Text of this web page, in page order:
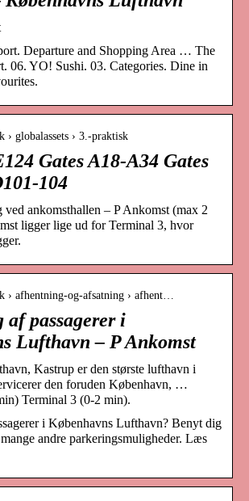
Departure and Shopping Area … The
06. YO! Sushi. 03. Categories. Dine in
› globalassets › 3.-praktisk
Gates A18-A34 Gates
104
ankomsthallen – P Ankomst (max 2
ligger lige ud for Terminal 3, hvor
› afhentning-og-afsatning › afhent…
passagerer i
Lufthavn – P Ankomst
Kastrup er den største lufthavn i
den foruden København, …
Terminal 3 (0-2 min).
i Københavns Lufthavn? Benyt dig
andre parkeringsmuligheder. Læs